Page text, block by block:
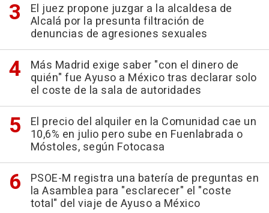
El juez propone juzgar a la alcaldesa de
Alcalá por la presunta filtración de
denuncias de agresiones sexuales
Más Madrid exige saber "con el dinero de
quién" fue Ayuso a México tras declarar solo
el coste de la sala de autoridades
El precio del alquiler en la Comunidad cae un
10,6% en julio pero sube en Fuenlabrada o
Móstoles, según Fotocasa
PSOE-M registra una batería de preguntas en
la Asamblea para "esclarecer" el "coste
total" del viaje de Ayuso a México